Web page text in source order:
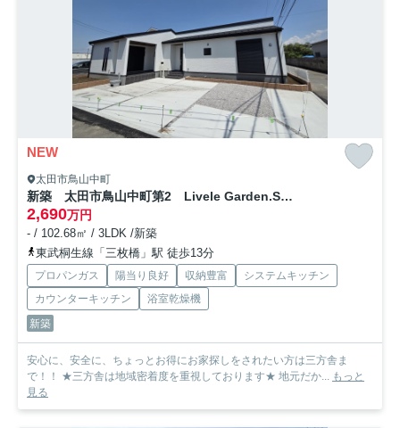
NEW
太田市鳥山中町
新築 太田市鳥山中町第2 Livele Garden.S 2号棟
2,690万円
- / 102.68㎡ / 3LDK /新築
東武桐生線「三枚橋」駅 徒歩13分
プロパンガス 陽当り良好 収納豊富
システムキッチン
カウンターキッチン
浴室乾燥機
新築
安心に、安全に、ちょっとお得にお家探しをされたい方は三方舎ま
で！！ ★三方舎は地域密着度を重視しております★ 地元だか... もっと
見る